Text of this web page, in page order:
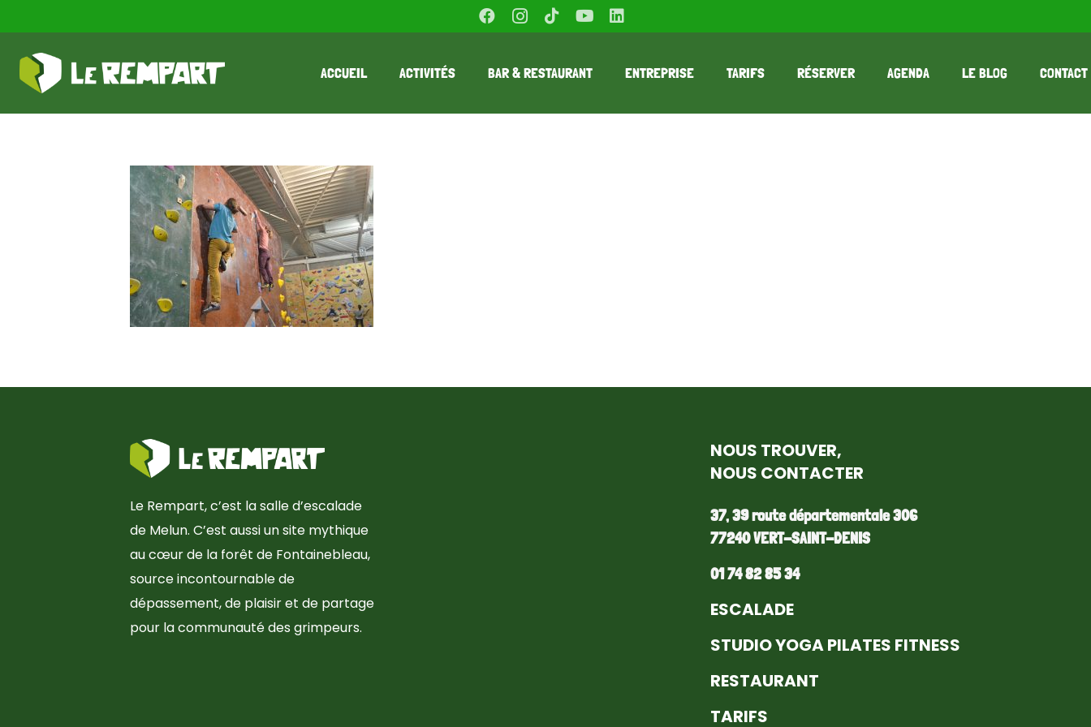
ACCUEIL ACTIVITÉS BAR & RESTAURANT ENTREPRISE TARIFS RÉSERVER AGENDA LE BLOG CONTACT
Le Rempart, c’est la salle d’escalade
de Melun. C’est aussi un site mythique
au cœur de la forêt de Fontainebleau,
source incontournable de
dépassement, de plaisir et de partage
pour la communauté des grimpeurs.
NOUS TROUVER,
NOUS CONTACTER
37, 39 route départementale 306
77240 VERT-SAINT-DENIS
01 74 82 85 34
ESCALADE
STUDIO YOGA PILATES FITNESS
RESTAURANT
TARIFS